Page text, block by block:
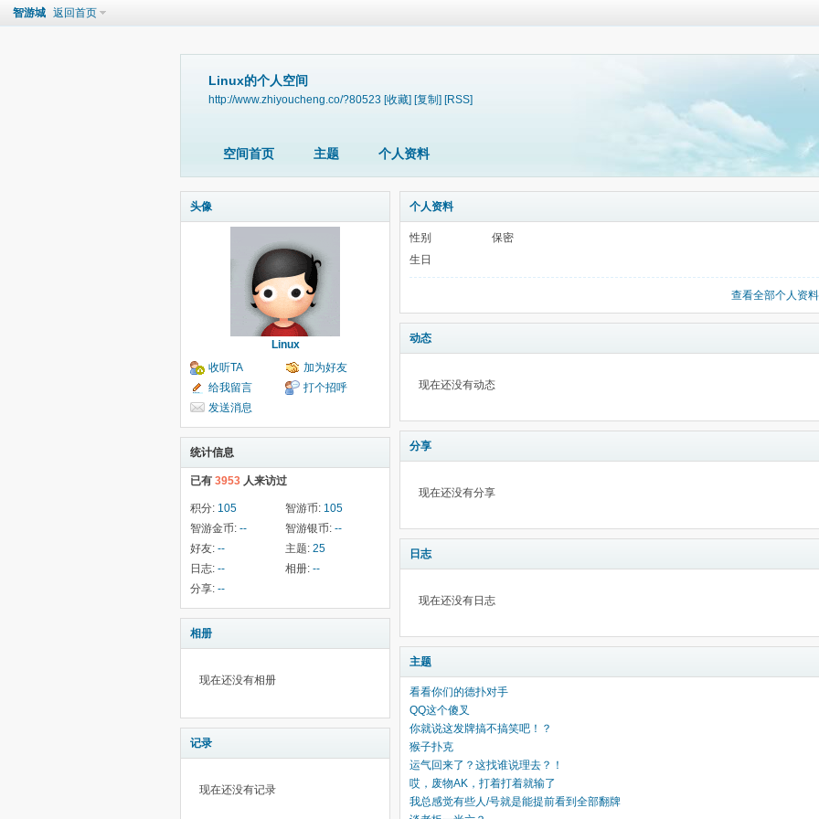
智游城 返回首页
Linux的个人空间
http://www.zhiyoucheng.co/?80523 [收藏] [复制] [RSS]
空间首页 主题 个人资料
头像
Linux
收听TA
加为好友
给我留言
打个招呼
发送消息
统计信息
已有 3953 人来访过
积分: 105 智游币: 105
智游金币: -- 智游银币: --
好友: -- 主题: 25
日志: -- 相册: --
分享: --
相册
现在还没有相册
记录
现在还没有记录
个人资料
性别
保密
生日
查看全部个人资料
动态
现在还没有动态
分享
现在还没有分享
日志
现在还没有日志
主题
看看你们的德扑对手
QQ这个傻叉
你就说这发牌搞不搞笑吧！？
猴子扑克
运气回来了？这找谁说理去？！
哎，废物AK，打着打着就输了
我总感觉有些人/号就是能提前看到全部翻牌